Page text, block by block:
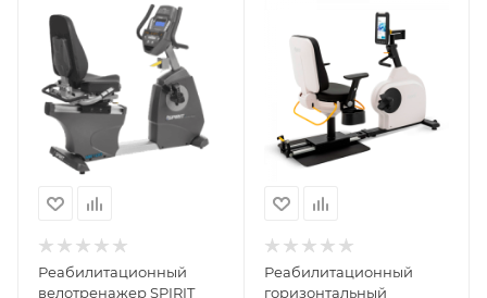
Реабилитационный
велотренажер SPIRIT
Реабилитационный
горизонтальный